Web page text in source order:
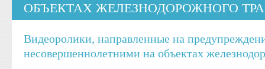
ОБЪЕКТАХ ЖЕЛЕЗНОДОРОЖНОГО
Видеоролики, направленные на
несовершеннолетними на объектах